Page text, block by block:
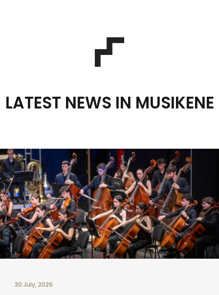
LATEST NEWS IN MUSIKENE
30 July, 2026